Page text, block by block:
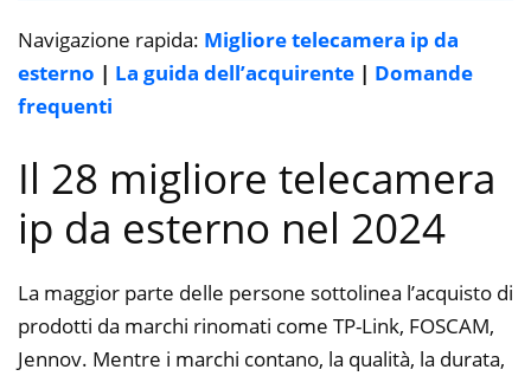
Navigazione rapida: Migliore telecamera ip da
esterno | La guida dell’acquirente | Domande
frequenti
Il 28 migliore telecamera
ip da esterno nel 2024
La maggior parte delle persone sottolinea l’acquisto di
prodotti da marchi rinomati come TP-Link, FOSCAM,
Jennov. Mentre i marchi contano, la qualità, la durata,